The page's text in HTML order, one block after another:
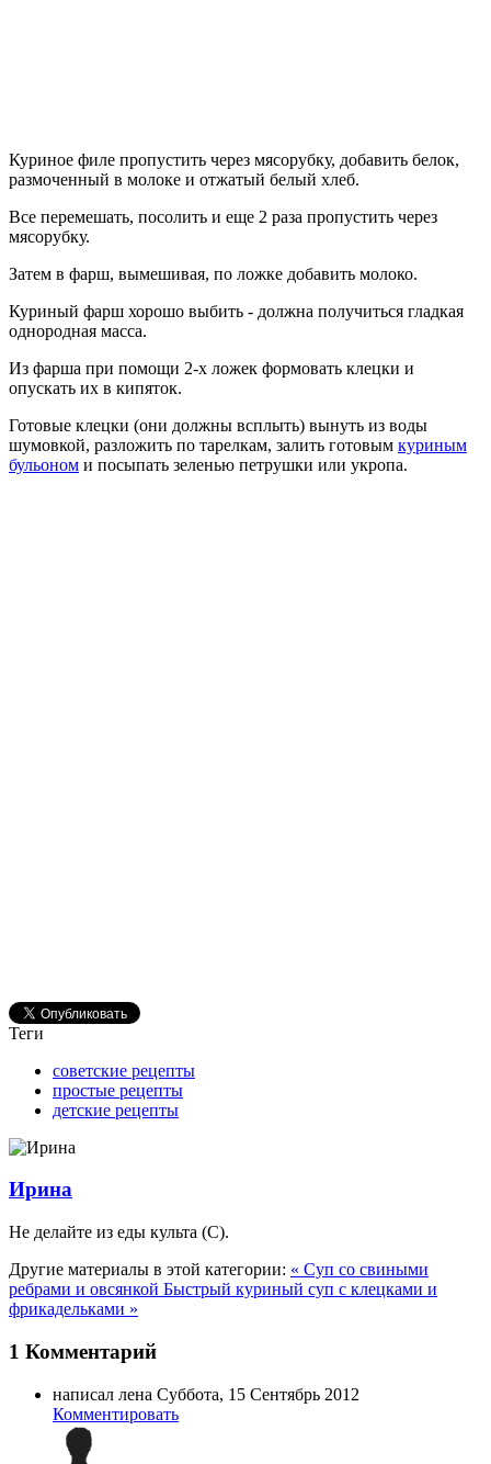
Куриное филе пропустить через мясорубку, добавить белок,
размоченный в молоке и отжатый белый хлеб.
Все перемешать, посолить и еще 2 раза пропустить через
мясорубку.
Затем в фарш, вымешивая, по ложке добавить молоко.
Куриный фарш хорошо выбить - должна получиться гладкая
однородная масса.
Из фарша при помощи 2-х ложек формовать клецки и
опускать их в кипяток.
Готовые клецки (они должны всплыть) вынуть из воды
шумовкой, разложить по тарелкам, залить готовым куриным
бульоном и посыпать зеленью петрушки или укропа.
Теги
советские рецепты
простые рецепты
детские рецепты
Ирина
Не делайте из еды культа (C).
Другие материалы в этой категории: « Суп со свиными
ребрами и овсянкой Быстрый куриный суп с клецками и
фрикадельками »
1 Комментарий
написал лена Суббота, 15 Сентябрь 2012
Комментировать